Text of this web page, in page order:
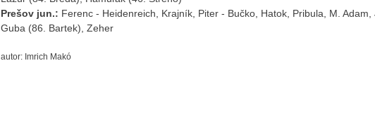
Prešov jun.: Ferenc - Heidenreich, Krajník, Piter - Bučko, Hatok, Pribula, M. Adam,
Guba (86. Bartek), Zeher
autor: Imrich Makó